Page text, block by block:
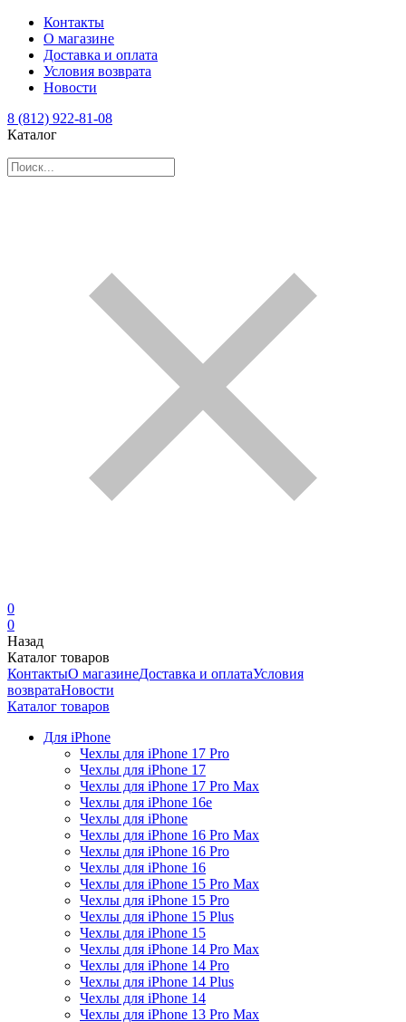
Контакты
О магазине
Доставка и оплата
Условия возврата
Новости
8 (812) 922-81-08
Каталог
0
0
Назад
Каталог товаров
КонтактыО магазинеДоставка и оплатаУсловия
возвратаНовости
Каталог товаров
Для iPhone
Чехлы для iPhone 17 Pro
Чехлы для iPhone 17
Чехлы для iPhone 17 Pro Max
Чехлы для iPhone 16e
Чехлы для iPhone
Чехлы для iPhone 16 Pro Max
Чехлы для iPhone 16 Pro
Чехлы для iPhone 16
Чехлы для iPhone 15 Pro Max
Чехлы для iPhone 15 Pro
Чехлы для iPhone 15 Plus
Чехлы для iPhone 15
Чехлы для iPhone 14 Pro Max
Чехлы для iPhone 14 Pro
Чехлы для iPhone 14 Plus
Чехлы для iPhone 14
Чехлы для iPhone 13 Pro Max